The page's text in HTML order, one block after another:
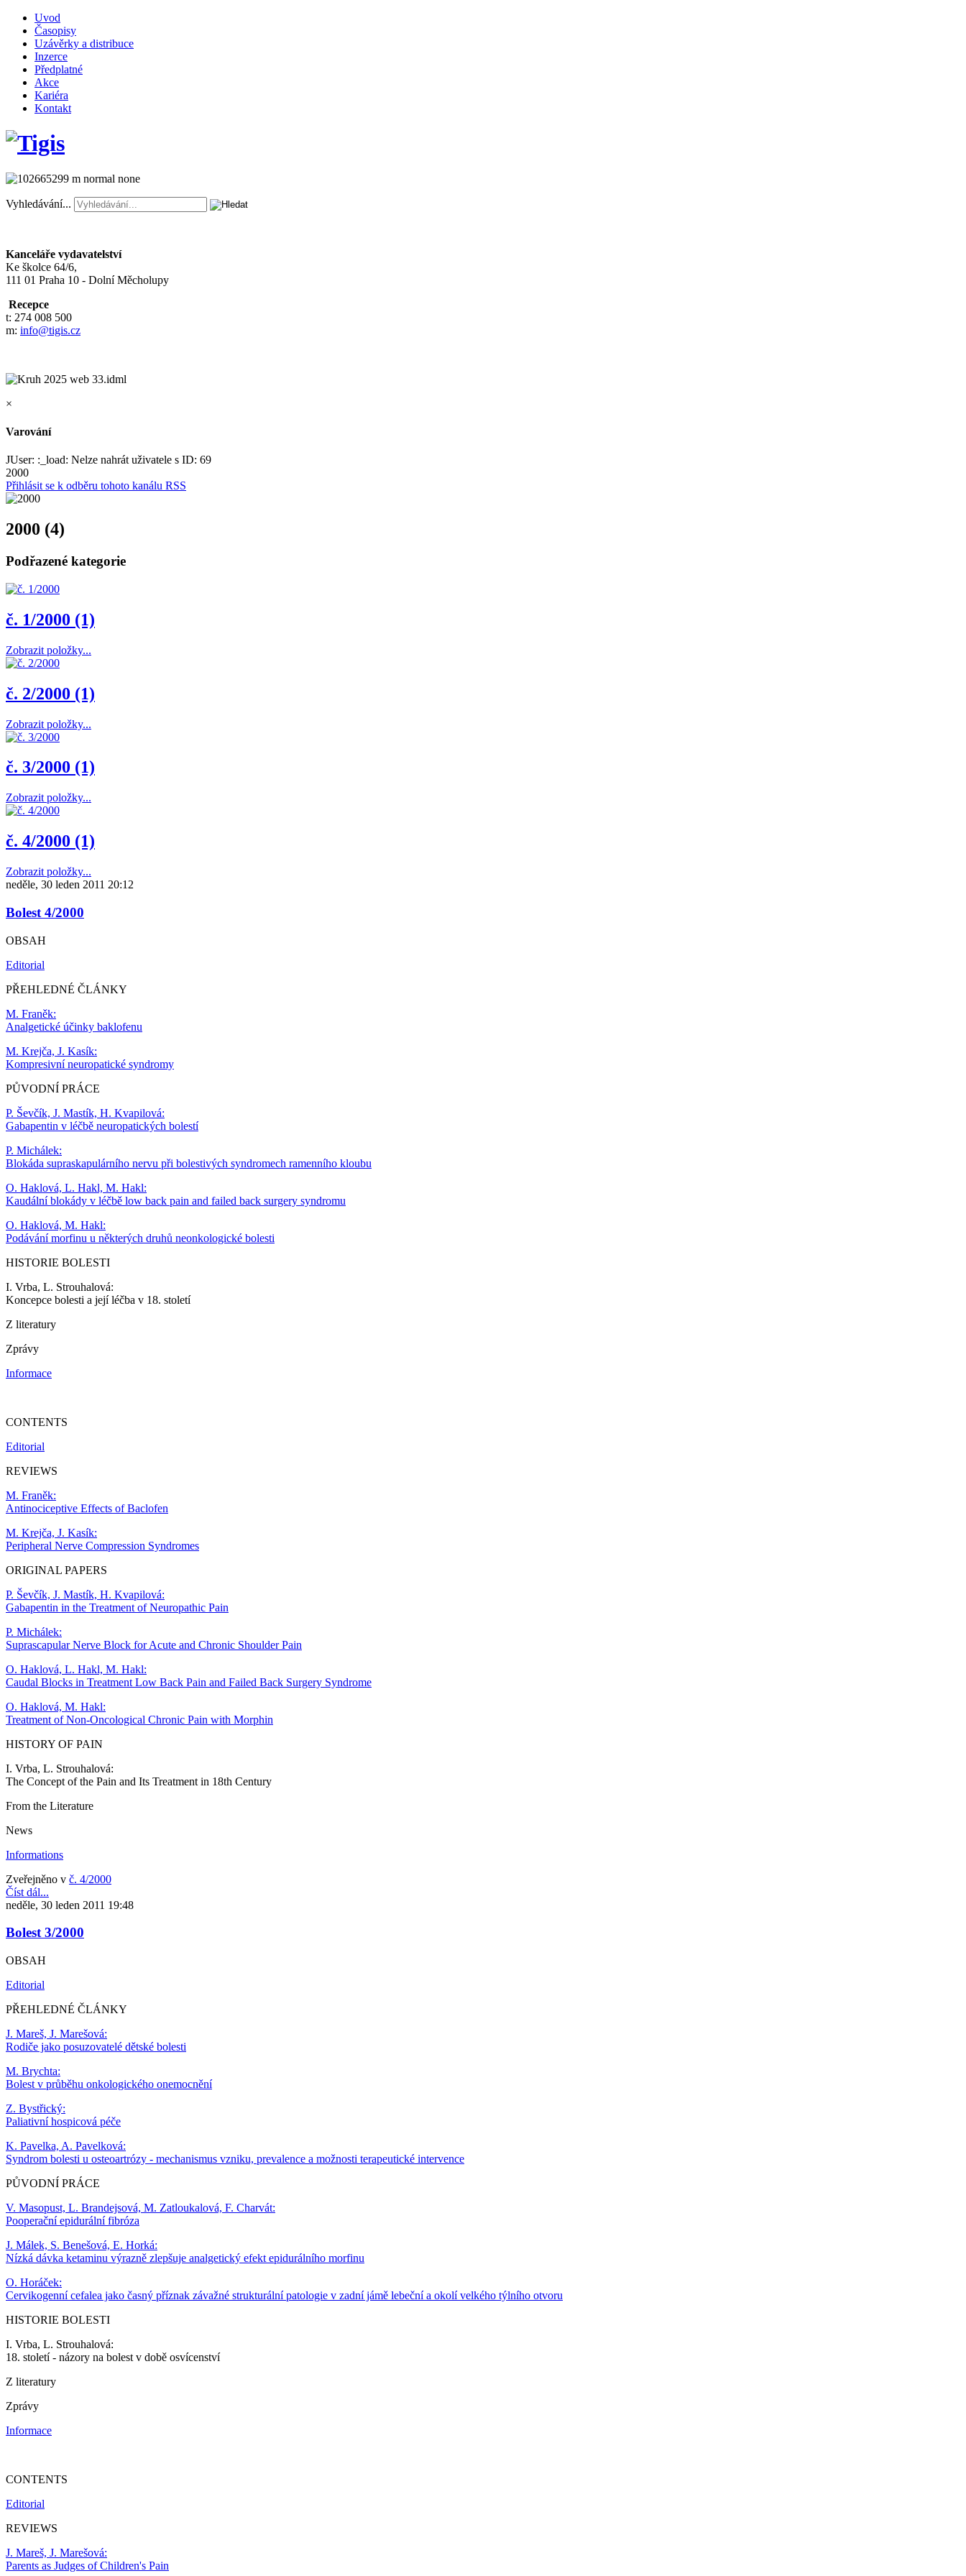
Uvod
Časopisy
Uzávěrky a distribuce
Inzerce
Předplatné
Akce
Kariéra
Kontakt
Vyhledávání...
Kanceláře vydavatelství
Ke školce 64/6,
111 01 Praha 10 - Dolní Měcholupy
Recepce
t: 274 008 500
m: info@tigis.cz
×
Varování
JUser: :_load: Nelze nahrát uživatele s ID: 69
2000
Přihlásit se k odběru tohoto kanálu RSS
2000 (4)
Podřazené kategorie
č. 1/2000 (1)
Zobrazit položky...
č. 2/2000 (1)
Zobrazit položky...
č. 3/2000 (1)
Zobrazit položky...
č. 4/2000 (1)
Zobrazit položky...
neděle, 30 leden 2011 20:12
Bolest 4/2000
OBSAH
Editorial
PŘEHLEDNÉ ČLÁNKY
M. Franěk:
Analgetické účinky baklofenu
M. Krejča, J. Kasík:
Kompresivní neuropatické syndromy
PŮVODNÍ PRÁCE
P. Ševčík, J. Mastík, H. Kvapilová:
Gabapentin v léčbě neuropatických bolestí
P. Michálek:
Blokáda supraskapulárního nervu při bolestivých syndromech ramenního kloubu
O. Haklová, L. Hakl, M. Hakl:
Kaudální blokády v léčbě low back pain and failed back surgery syndromu
O. Haklová, M. Hakl:
Podávání morfinu u některých druhů neonkologické bolesti
HISTORIE BOLESTI
I. Vrba, L. Strouhalová:
Koncepce bolesti a její léčba v 18. století
Z literatury
Zprávy
Informace
CONTENTS
Editorial
REVIEWS
M. Franěk:
Antinociceptive Effects of Baclofen
M. Krejča, J. Kasík:
Peripheral Nerve Compression Syndromes
ORIGINAL PAPERS
P. Ševčík, J. Mastík, H. Kvapilová:
Gabapentin in the Treatment of Neuropathic Pain
P. Michálek:
Suprascapular Nerve Block for Acute and Chronic Shoulder Pain
O. Haklová, L. Hakl, M. Hakl:
Caudal Blocks in Treatment Low Back Pain and Failed Back Surgery Syndrome
O. Haklová, M. Hakl:
Treatment of Non-Oncological Chronic Pain with Morphin
HISTORY OF PAIN
I. Vrba, L. Strouhalová:
The Concept of the Pain and Its Treatment in 18th Century
From the Literature
News
Informations
Zveřejněno v č. 4/2000
Číst dál...
neděle, 30 leden 2011 19:48
Bolest 3/2000
OBSAH
Editorial
PŘEHLEDNÉ ČLÁNKY
J. Mareš, J. Marešová:
Rodiče jako posuzovatelé dětské bolesti
M. Brychta:
Bolest v průběhu onkologického onemocnění
Z. Bystřický:
Paliativní hospicová péče
K. Pavelka, A. Pavelková:
Syndrom bolesti u osteoartrózy - mechanismus vzniku, prevalence a možnosti terapeutické intervence
PŮVODNÍ PRÁCE
V. Masopust, L. Brandejsová, M. Zatloukalová, F. Charvát:
Pooperační epidurální fibróza
J. Málek, S. Benešová, E. Horká:
Nízká dávka ketaminu výrazně zlepšuje analgetický efekt epidurálního morfinu
O. Horáček:
Cervikogenní cefalea jako časný příznak závažné strukturální patologie v zadní jámě lebeční a okolí velkého týlního otvoru
HISTORIE BOLESTI
I. Vrba, L. Strouhalová:
18. století - názory na bolest v době osvícenství
Z literatury
Zprávy
Informace
CONTENTS
Editorial
REVIEWS
J. Mareš, J. Marešová:
Parents as Judges of Children's Pain